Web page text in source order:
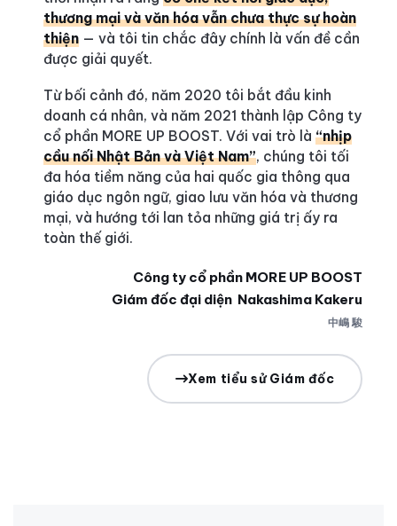
thương mại và văn hóa vẫn chưa thực sự hoàn
thiện — và tôi tin chắc đây chính là vấn đề cần
được giải quyết.
Từ bối cảnh đó, năm 2020 tôi bắt đầu kinh
doanh cá nhân, và năm 2021 thành lập Công ty
cổ phần MORE UP BOOST. Với vai trò là “nhịp
cầu nối Nhật Bản và Việt Nam”, chúng tôi tối
đa hóa tiềm năng của hai quốc gia thông qua
giáo dục ngôn ngữ, giao lưu văn hóa và thương
mại, và hướng tới lan tỏa những giá trị ấy ra
toàn thế giới.
Công ty cổ phần MORE UP BOOST
Giám đốc đại diện Nakashima Kakeru
中嶋 駿
Xem tiểu sử Giám đốc